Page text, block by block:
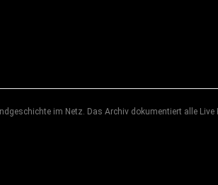
im Netz. Das Archiv dokumentiert alle